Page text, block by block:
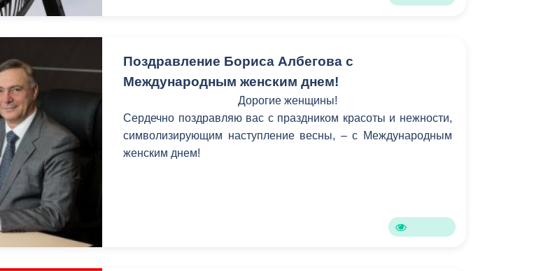
Поздравление Бориса Албегова с
Международным женским днем!
Дорогие женщины!
Сердечно поздравляю вас с праздником красоты и нежности,
символизирующим наступление весны, – с Международным
женским днем!